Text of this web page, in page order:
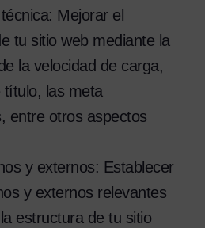
Mejorar el
tu sitio web mediante la
la velocidad de carga,
título, las meta
entre otros aspectos
y externos: Establecer
y externos relevantes
estructura de tu sitio